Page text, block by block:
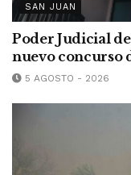
SAN JUAN
Poder Judicial
nuevo concurso
5 AGOSTO - 2026